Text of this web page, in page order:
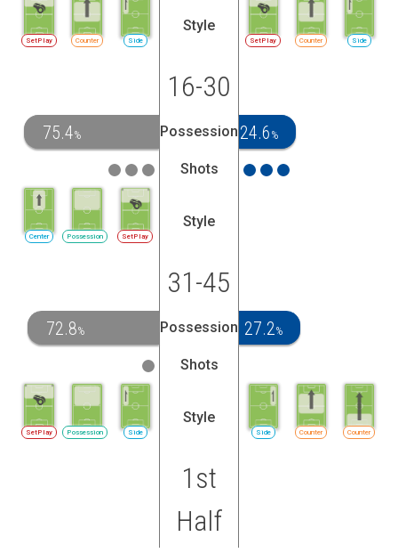
Side
Counter
SetPlay
Style
SetPlay Counter Side
16-30
75.4% Possession 24.6 %
Shots
SetPlay
Possession
Center
Style
31-45
72.8% Possession 27.2%
Shots
Side
Possession
SetPlay
Style
Side Counter Counter
1st
Half